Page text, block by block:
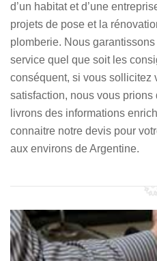
d’un habitat et d’une
projets de pose et la
plomberie. Nous
service quel que soit les
conséquent, si vous sollicitez
satisfaction, nous vous
livrons des informations
connaitre notre devis pour
aux environs de Argentine.